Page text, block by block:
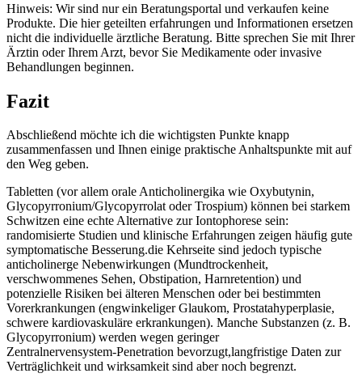
Hinweis: Wir sind nur‍ ein Beratungsportal​ und verkaufen keine
⁣Produkte. Die ‍hier geteilten erfahrungen und Informationen ersetzen
nicht die individuelle ärztliche Beratung. Bitte ‌sprechen Sie mit Ihrer
Ärztin oder Ihrem​ Arzt, bevor⁣ Sie Medikamente oder invasive
Behandlungen beginnen.
Fazit
Abschließend möchte​ ich die wichtigsten Punkte knapp
zusammenfassen und Ihnen einige praktische Anhaltspunkte mit auf
⁤den⁤ Weg​ geben.
Tabletten (vor allem orale Anticholinergika wie Oxybutynin,
Glycopyrronium/Glycopyrrolat ⁤oder Trospium) können bei starkem⁢
Schwitzen eine echte Alternative zur Iontophorese ‍sein:
randomisierte Studien und klinische Erfahrungen⁤ zeigen häufig​ gute
symptomatische Besserung.die Kehrseite sind jedoch typische
anticholinerge Nebenwirkungen ⁣(Mundtrockenheit,
verschwommenes Sehen, Obstipation, Harnretention) ‍und
potenzielle Risiken⁣ bei ​älteren Menschen oder bei ⁢bestimmten
Vorerkrankungen ⁣(engwinkeliger Glaukom, Prostatahyperplasie,‍
schwere kardiovaskuläre ⁢erkrankungen). Manche Substanzen (z. B.
Glycopyrronium) werden wegen geringer
Zentralnervensystem‑Penetration⁣ bevorzugt,langfristige Daten ​zur
Verträglichkeit und wirksamkeit sind ⁣aber noch begrenzt.